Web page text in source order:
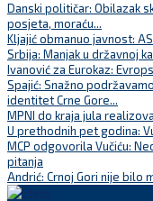
Danski političar: Obilazak
posjeta, moraću...
Kljajić obmanuo javnost:
Srbija: Manjak u državnoj
Ivanović za Eurokaz:
Spajić: Snažno
identitet Crne Gore...
MPNI do kraja jula
U prethodnih pet godina:
MCP odgovorila Vučiću:
pitanja
Andrić: Crnoj Gori nije bilo